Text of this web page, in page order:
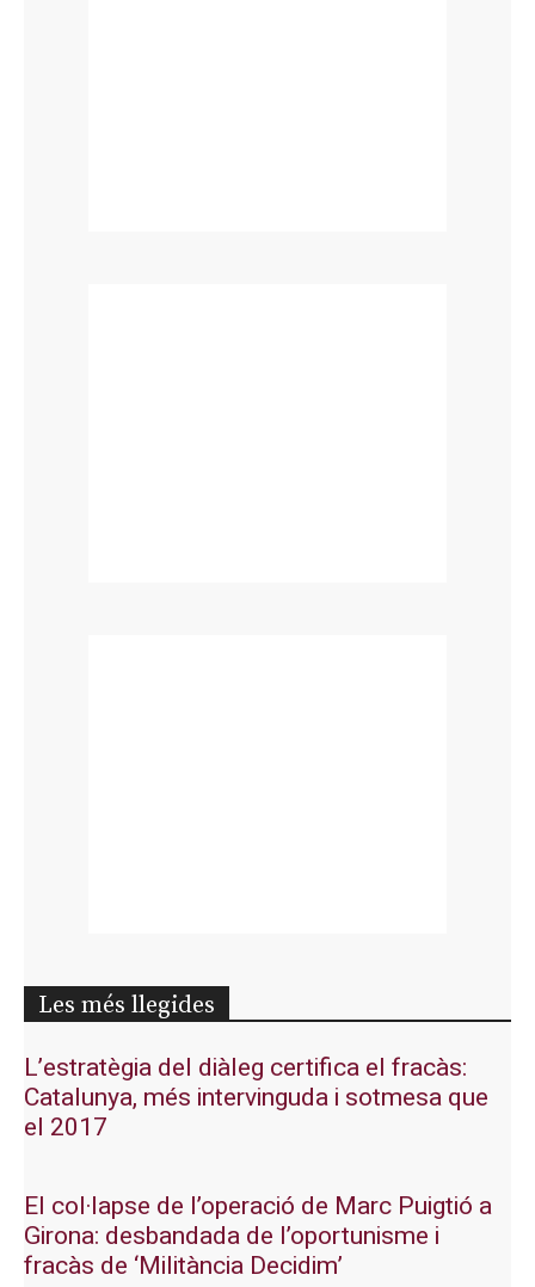
Les més llegides
L’estratègia del diàleg certifica el fracàs:
Catalunya, més intervinguda i sotmesa que
el 2017
El col·lapse de l’operació de Marc Puigtió a
Girona: desbandada de l’oportunisme i
fracàs de ‘Militància Decidim’